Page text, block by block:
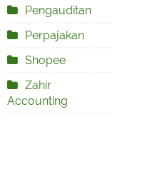
Pengauditan
Perpajakan
Shopee
Zahir
Accounting